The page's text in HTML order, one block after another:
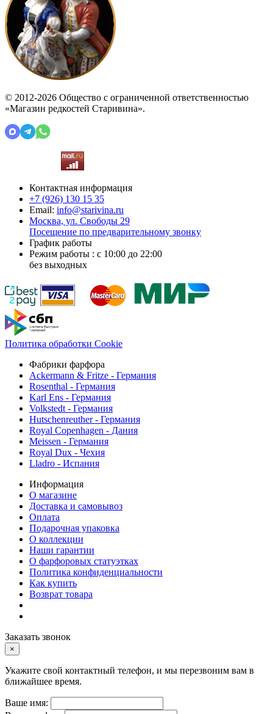
© 2012-2026 Общество с ограниченной ответственностью
«Магазин редкостей Старивина».
Контактная информация
+7 (926) 130 15 35
Email: info@starivina.ru
Москва, ул. Свободы 29
Посещение по предварительному звонку
График работы
Режим работы : с 10:00 до 22:00
без выходных
Политика обработки Cookie
Фабрики фарфора
Ackermann & Fritze - Германия
Rosenthal - Германия
Karl Ens - Германия
Volkstedt - Германия
Hutschenreuther - Германия
Royal Copenhagen - Дания
Meissen - Германия
Royal Dux - Чехия
Lladro - Испания
Информация
О магазине
Доставка и самовывоз
Оплата
Подарочная упаковка
О коллекции
Наши гарантии
О фарфоровых статуэтках
Политика конфиденциальности
Как купить
Возврат товара
Заказать звонок
×
Укажите свой контактный телефон, и мы перезвоним вам в
ближайшее время.
Ваше имя: